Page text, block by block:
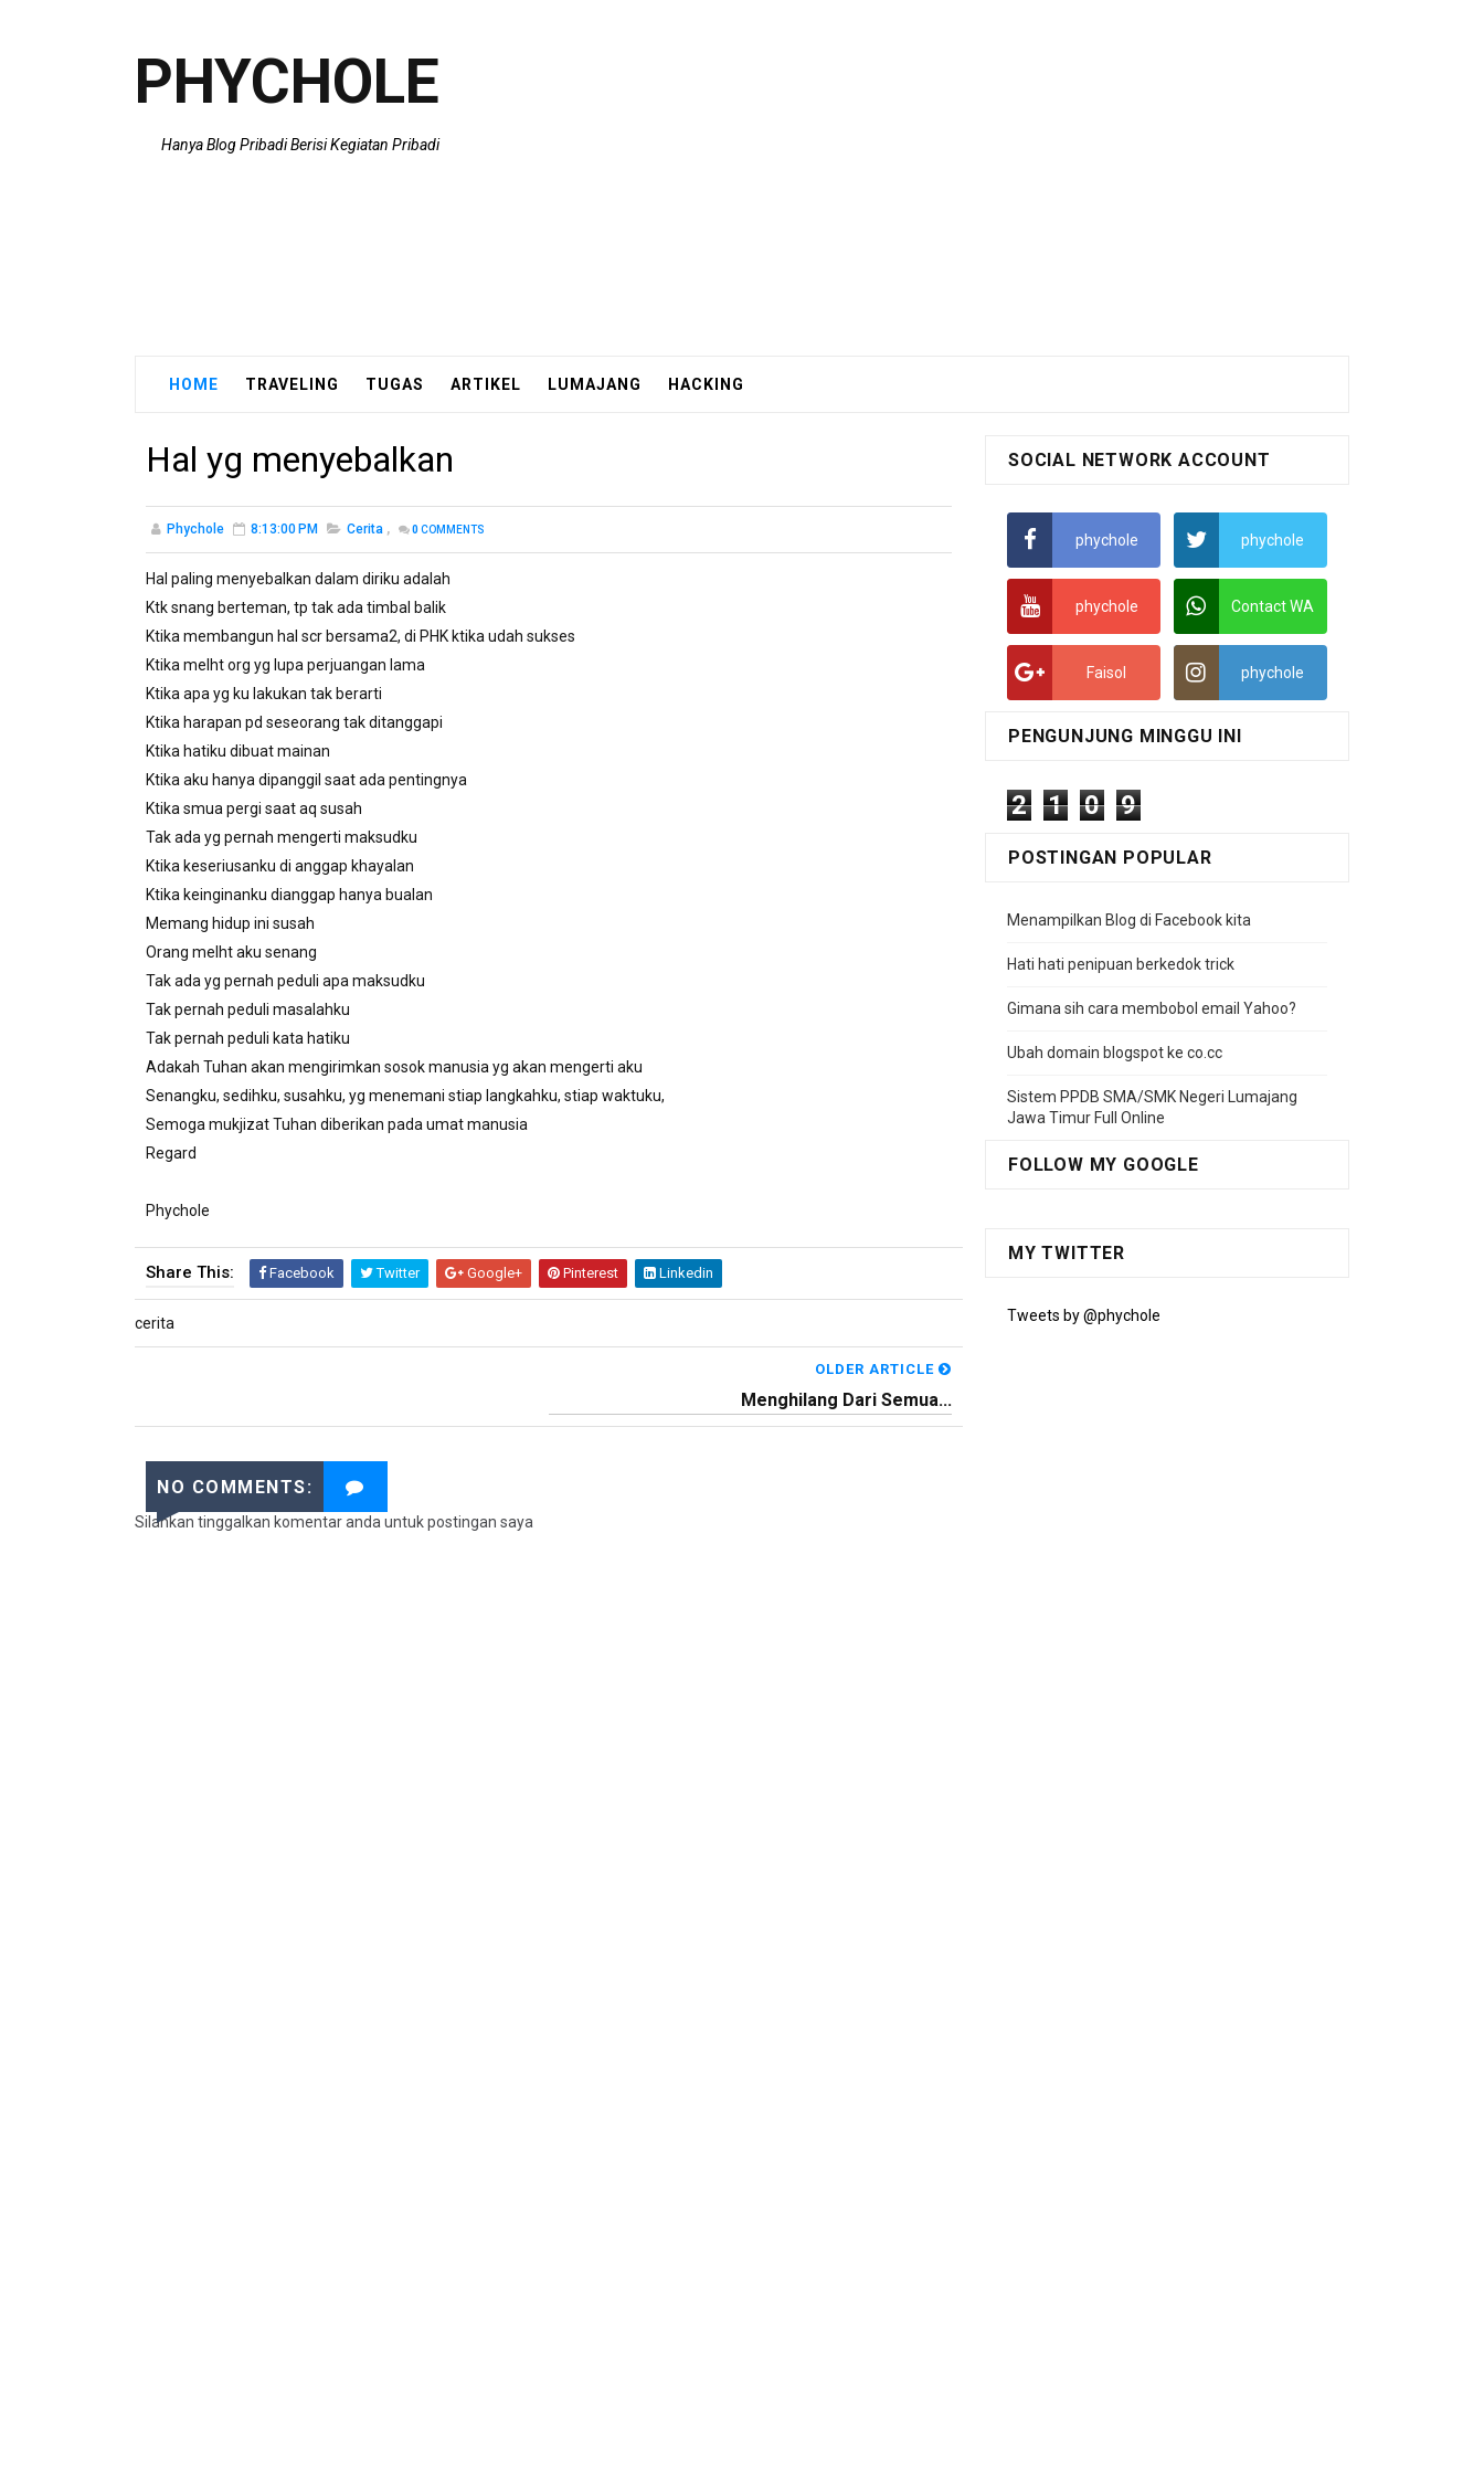
PHYCHOLE
Hanya Blog Pribadi Berisi Kegiatan Pribadi
HOME TRAVELING TUGAS ARTIKEL LUMAJANG HACKING
Hal yg menyebalkan
Phychole 8:13:00 PM Cerita , 0COMMENTS
Hal paling menyebalkan dalam diriku adalah
Ktk snang berteman, tp tak ada timbal balik
Ktika membangun hal scr bersama2, di PHK ktika udah sukses
Ktika melht org yg lupa perjuangan lama
Ktika apa yg ku lakukan tak berarti
Ktika harapan pd seseorang tak ditanggapi
Ktika hatiku dibuat mainan
Ktika aku hanya dipanggil saat ada pentingnya
Ktika smua pergi saat aq susah
Tak ada yg pernah mengerti maksudku
Ktika keseriusanku di anggap khayalan
Ktika keinginanku dianggap hanya bualan
Memang hidup ini susah
Orang melht aku senang
Tak ada yg pernah peduli apa maksudku
Tak pernah peduli masalahku
Tak pernah peduli kata hatiku
Adakah Tuhan akan mengirimkan sosok manusia yg akan mengerti aku
Senangku, sedihku, susahku, yg menemani stiap langkahku, stiap waktuku,
Semoga mukjizat Tuhan diberikan pada umat manusia
Regard
Phychole
Share This: Facebook Twitter Google+ Pinterest Linkedin
cerita
OLDER ARTICLE
Menghilang Dari Semua...
NO COMMENTS:
Silahkan tinggalkan komentar anda untuk postingan saya
SOCIAL NETWORK ACCOUNT
phychole phychole
phychole Contact WA
Faisol phychole
PENGUNJUNG MINGGU INI
2 1 0 9
POSTINGAN POPULAR
Menampilkan Blog di Facebook kita
Hati hati penipuan berkedok trick
Gimana sih cara membobol email Yahoo?
Ubah domain blogspot ke co.cc
Sistem PPDB SMA/SMK Negeri Lumajang
Jawa Timur Full Online
FOLLOW MY GOOGLE
MY TWITTER
Tweets by @phychole